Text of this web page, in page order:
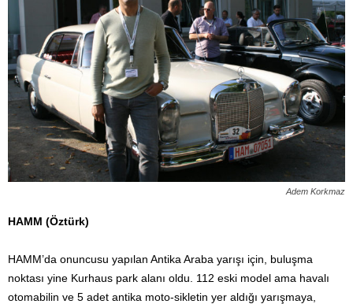
Adem Korkmaz
HAMM (Öztürk)
HAMM’da onuncusu yapılan Antika Araba yarışı için, buluşma
noktası yine Kurhaus park alanı oldu. 112 eski model ama havalı
otomabilin ve 5 adet antika moto-sikletin yer aldığı yarışmaya,